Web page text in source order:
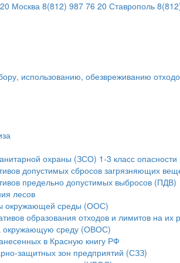
Москва 8(812) 987 76 20 Ставрополь
использованию, обезвреживанию
охраны (ЗСО) 1-3 класс опасности
допустимых сбросов загрязняющих
предельно допустимых выбросов (ПДВ)
лесов
окружающей среды (ООС)
образования отходов и лимитов на
окружающую среду (ОВОС)
в Красную книгу РФ
защитных зон предприятий (СЗЗ)